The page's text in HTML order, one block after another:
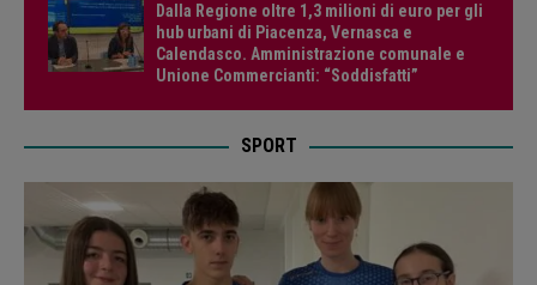
Dalla Regione oltre 1,3 milioni di euro per gli
hub urbani di Piacenza, Vernasca e
Calendasco. Amministrazione comunale e
Unione Commercianti: “Soddisfatti”
SPORT